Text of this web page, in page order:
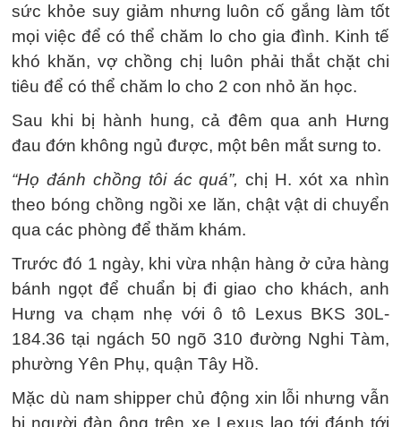
sức khỏe suy giảm nhưng luôn cố gắng làm tốt
mọi việc để có thể chăm lo cho gia đình. Kinh tế
khó khăn, vợ chồng chị luôn phải thắt chặt chi
tiêu để có thể chăm lo cho 2 con nhỏ ăn học.
Sau khi bị hành hung, cả đêm qua anh Hưng
đau đớn không ngủ được, một bên mắt sưng to.
“Họ đánh chồng tôi ác quá”, chị H. xót xa nhìn
theo bóng chồng ngồi xe lăn, chật vật di chuyển
qua các phòng để thăm khám.
Trước đó 1 ngày, khi vừa nhận hàng ở cửa hàng
bánh ngọt để chuẩn bị đi giao cho khách, anh
Hưng va chạm nhẹ với ô tô Lexus BKS 30L-
184.36 tại ngách 50 ngõ 310 đường Nghi Tàm,
phường Yên Phụ, quận Tây Hồ.
Mặc dù nam shipper chủ động xin lỗi nhưng vẫn
bị người đàn ông trên xe Lexus lao tới đánh tới